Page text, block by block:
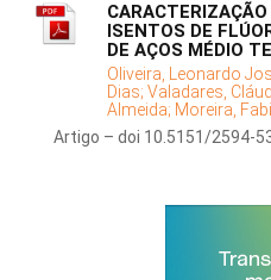
ISENTOS DE
DE AÇOS MÉDIO
Oliveira, Leonardo
Dias; Valadares,
Almeida; Moreira,
Artigo – doi 10.5151/2594-